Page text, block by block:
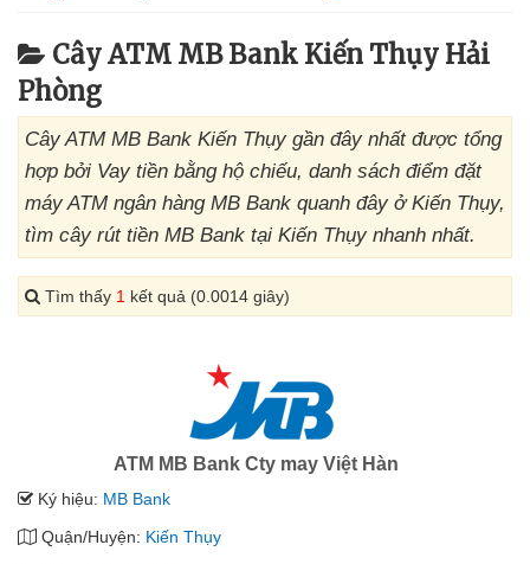
Cây ATM MB Bank Kiến Thụy Hải
Phòng
Cây ATM MB Bank Kiến Thụy gần đây nhất được tổng
hợp bởi Vay tiền bằng hộ chiếu, danh sách điểm đặt
máy ATM ngân hàng MB Bank quanh đây ở Kiến Thụy,
tìm cây rút tiền MB Bank tại Kiến Thụy nhanh nhất.
Tìm thấy 1 kết quả (0.0014 giây)
ATM MB Bank Cty may Việt Hàn
Ký hiệu: MB Bank
Quận/Huyện: Kiến Thụy